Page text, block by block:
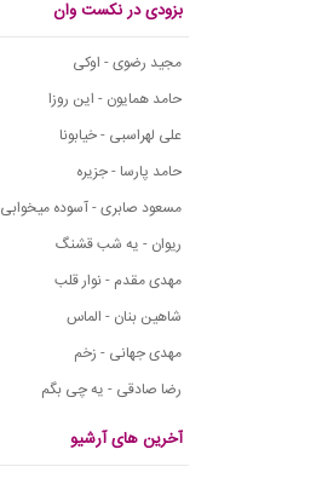
بزودی در نکست وان
مجید رضوی - اوکی
حامد همایون - این روزا
علی لهراسبی - خیابونا
حامد پارسا - جزیره
مسعود صابری - آسوده میخوابی
ریوان - یه شب قشنگ
مهدی مقدم - نوار قلب
شاهین بنان - الماس
مهدی جهانی - زخم
رضا صادقی - یه چی بگم
آخرین های آرشیو